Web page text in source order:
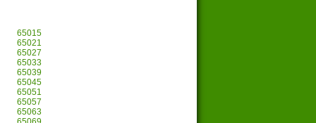
65015
65021
65027
65033
65039
65045
65051
65057
65063